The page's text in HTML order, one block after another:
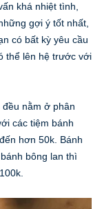
khá nhiệt tình,
gợi ý tốt nhất,
có bất kỳ yêu cầu
thể lên hệ trước với
đều nằm ở phân
các tiệm bánh
hơn 50k. Bánh
bông lan thì